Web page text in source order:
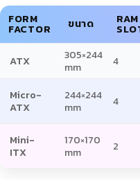
FORM
FACTOR ขนาด RAM
ATX
305×244
mm
4
Micro-
ATX
244×244
mm
4
Mini-
ITX
170×170
mm
2